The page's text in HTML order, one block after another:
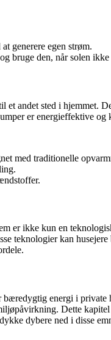
generere egen strøm.
bruge den, når solen ikke
et andet sted i hjemmet.
er energieffektive
med traditionelle
er ikke kun en
teknologier kan
energi i
Dette
dybere ned i disse